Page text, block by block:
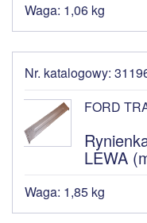
Waga: 1,06 kg
Nr. katalogowy:
FORD
LEWA
Waga: 1,85 kg